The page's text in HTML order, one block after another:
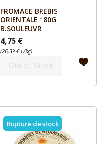
Aperçu
FROMAGE BREBIS
ORIENTALE 180G
B.SOULEUVR
4,75 €
(26,39 € L/Kg)
Out of Stock favorite
Rupture de stock